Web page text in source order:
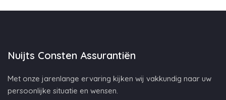
Nuijts Consten Assurantiën
Met onze jarenlange ervaring kijken wij vakkundig naar uw
persoonlijke situatie en wensen.